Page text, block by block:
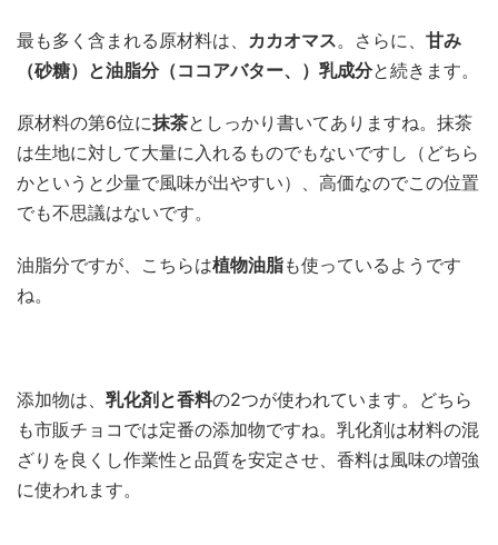
最も多く含まれる原材料は、 カカオマス。さらに、 甘み
（砂糖）と油脂分（ココアバター、）乳成分と続きます。
原材料の第6位に抹茶としっかり書いてありますね。抹茶
は生地に対して大量に入れるものでもないですし（どちら
かというと少量で風味が出やすい）、高価なのでこの位置
でも不思議はないです。
油脂分ですが、こちらは植物油脂も使っているようです
ね。
添加物は、 乳化剤と香料の2つが使われています。どちら
も市販チョコでは定番の添加物ですね。乳化剤は材料の混
ざりを良くし作業性と品質を安定させ、香料は風味の増強
に使われます。